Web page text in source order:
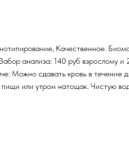
Качественное.
анализа: 140 руб взрослому
Можно сдавать кровь в течение
или утром натощак. Чистую